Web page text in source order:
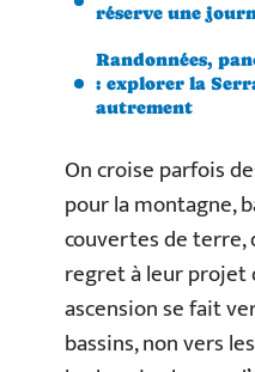
réserve une
Randonnées,
: explorer la
autrement
On croise parfois
pour la montagne,
couvertes de terre,
regret à leur projet
ascension se fait
bassins, non vers